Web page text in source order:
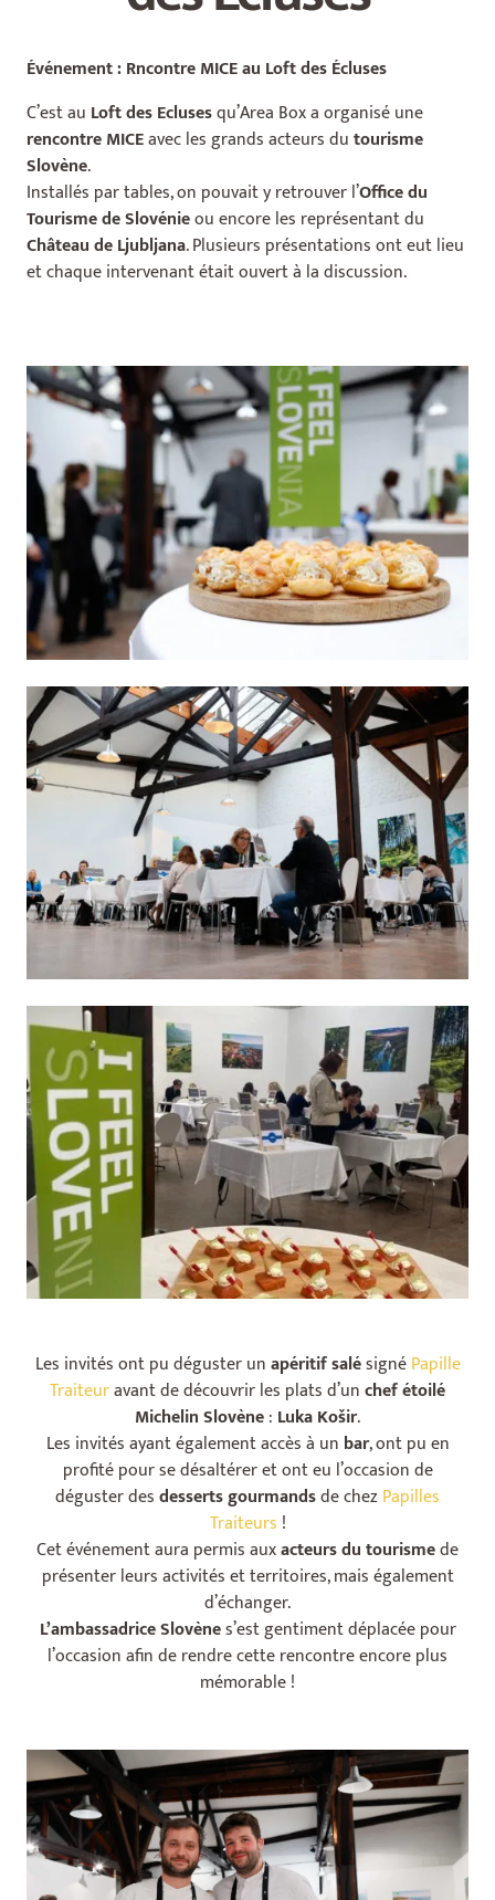
Événement : Rncontre MICE au Loft des Écluses
C’est au Loft des Eclusesqu’Area Box a organisé une
rencontre MICEavec les grands acteurs dutourisme
Slovène.
Installés par tables, on pouvait y retrouver l’Office du
Tourisme de Slovénieou encore les représentant du
Château de Ljubljana. Plusieurs présentations ont eut lieu
et chaque intervenant était ouvert à la discussion.
Les invités ont pu déguster unapéritif salésignéPapille
Traiteuravant de découvrir les plats d’unchef étoilé
Michelin Slovène: Luka Košir.
Les invités ayant également accès à un bar, ont pu en
profité pour se désaltérer et ont eu l’occasion de
déguster desdesserts gourmandsde chezPapilles
Traiteurs !
Cet événement aura permis auxacteurs du tourismede
présenter leurs activités et territoires, mais également
d’échanger.
L’ambassadrice Slovènes’est gentiment déplacée pour
l’occasion afin de rendre cette rencontre encore plus
mémorable !